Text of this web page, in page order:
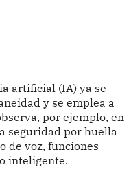
artificial (IA) ya se
y se emplea a
por ejemplo, en
seguridad por huella
de voz, funciones
inteligente.